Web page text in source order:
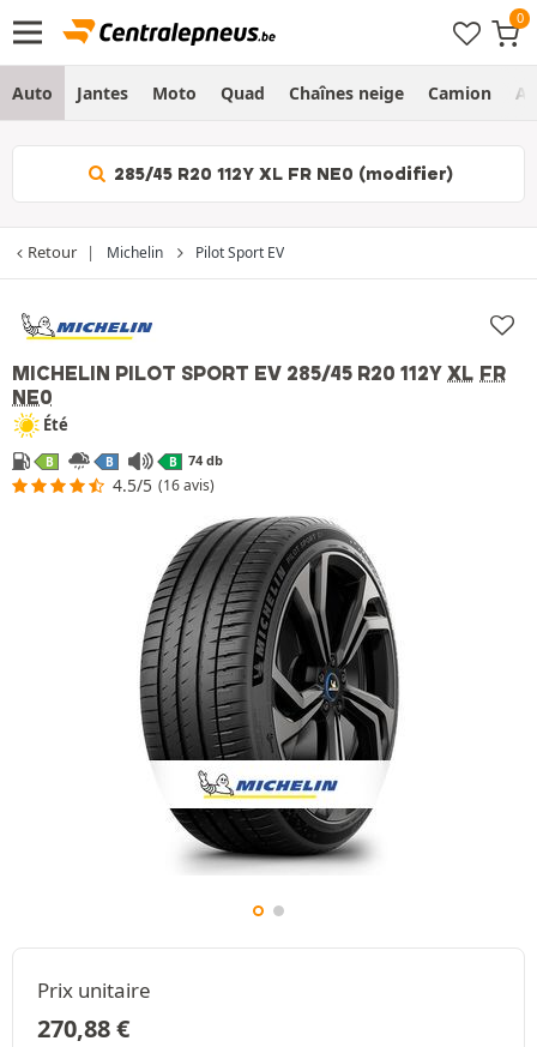
Auto Jantes Moto Quad Chaînes neige Camion
285/45 R20 112Y XL FR NE0 (modifier)
Retour Michelin Pilot Sport EV
MICHELIN PILOT SPORT EV 285/45 R20 112Y XL FR
NE0
Été
B B B 74 db
4.5/5 (16 avis)
Prix unitaire
270,88€